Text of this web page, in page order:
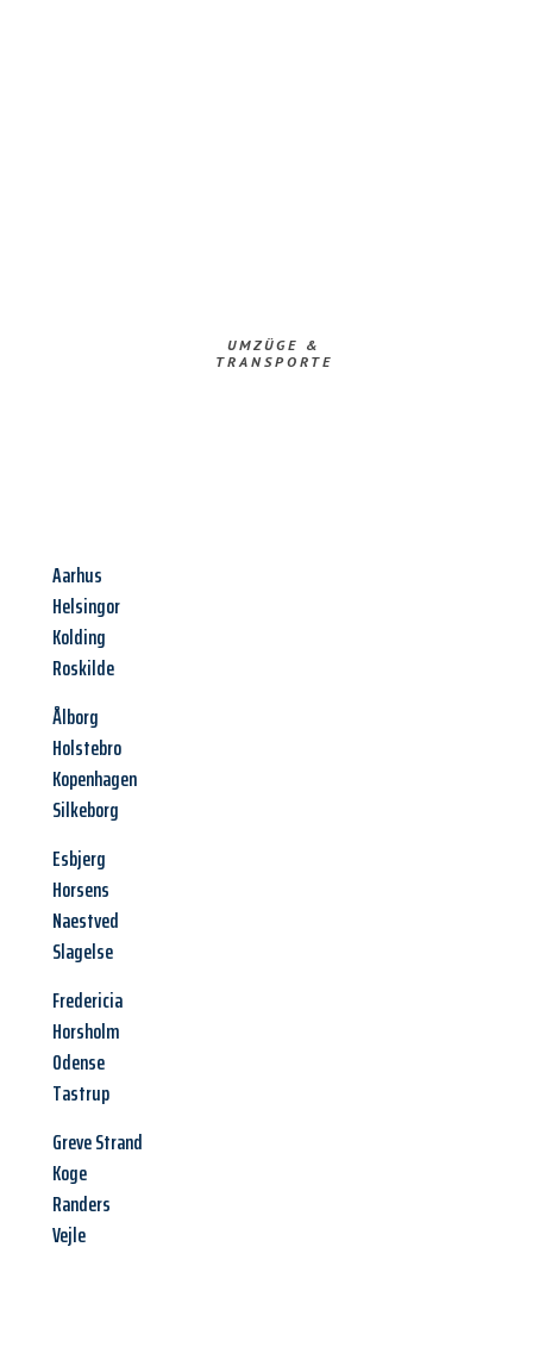
UMZÜGE &
TRANSPORTE
Aarhus
Helsingor
Kolding
Roskilde
Ålborg
Holstebro
Kopenhagen
Silkeborg
Esbjerg
Horsens
Naestved
Slagelse
Fredericia
Horsholm
Odense
Tastrup
Greve Strand
Koge
Randers
Vejle